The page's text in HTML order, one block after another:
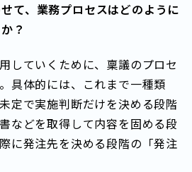
て、業務プロセスはどのように
？
していくために、稟議のプロセ
具体的には、これまで一種類
定で実施判断だけを決める段階
などを取得して内容を固める段
に発注先を決める段階の「発注